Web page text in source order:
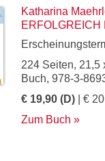
Katharina
ERFOLGREICH
224 Seiten, 21,5
Buch, 978-3-
€ 19,90 (D) | €
Zum Buch